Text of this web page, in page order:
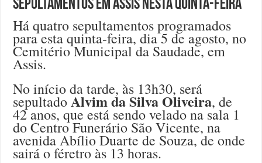
Sepultamentos em Assis nesta quinta-feira
Há quatro sepultamentos programados
para esta quinta-feira, dia 5 de agosto, no
Cemitério Municipal da Saudade, em
Assis.
No início da tarde, às 13h30, será
sepultadoAlvim da Silva Oliveira, de
42 anos, que está sendo velado na sala 1
do Centro Funerário São Vicente, na
avenida Abílio Duarte de Souza, de onde
sairá o féretro às 13 horas.